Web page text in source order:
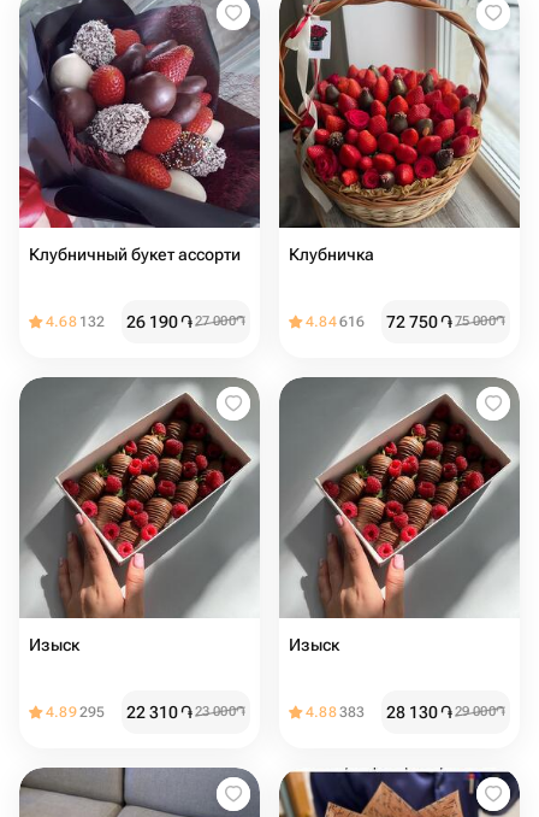
Клубничный букет ассорти
4.68 132 26 190֏27 000֏
Клубничка
4.84616 72 750֏75 000֏
Изыск
4.89295 22 310֏23 000֏
Изыск
4.88383 28 130֏29 000֏